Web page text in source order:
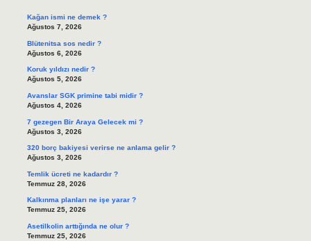
Kağan ismi ne demek ?
Ağustos 7, 2026
Blütenitsa sos nedir ?
Ağustos 6, 2026
Koruk yıldızı nedir ?
Ağustos 5, 2026
Avanslar SGK primine tabi midir ?
Ağustos 4, 2026
7 gezegen Bir Araya Gelecek mi ?
Ağustos 3, 2026
320 borç bakiyesi verirse ne anlama gelir ?
Ağustos 3, 2026
Temlik ücreti ne kadardır ?
Temmuz 28, 2026
Kalkınma planları ne işe yarar ?
Temmuz 25, 2026
Asetilkolin arttığında ne olur ?
Temmuz 25, 2026